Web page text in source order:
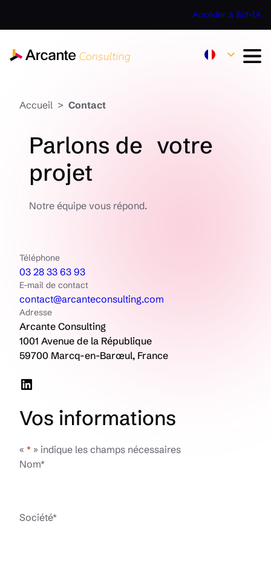
Accéder à Sof-IA
Accueil Contact
Parlons de votre
projet
Notre équipe vous répond.
Téléphone
03 28 33 63 93
E-mail de contact
contact@arcanteconsulting.com
Adresse
Arcante Consulting
1001 Avenue de la République
59700 Marcq-en-Barœul, France
LinkedIn
Vos informations
« * » indique les champs nécessaires
Nom*
Société*